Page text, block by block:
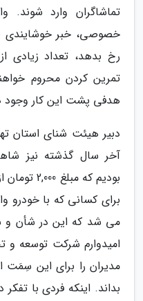
تماشاگران وارد شوند.
خصوصی، خبر خوشایندی
رخ بدهد، تعداد زیادی
تمرین کردن محروم
هدفی پشت این کار وجود
دبیر هیئت شنای استان
آخر سال گذشته نیز
برای کسانی که با خودرو
می شد که این در شأن
امیدوارم شرکت توسعه و
مدیران را برای این سِمَت
بداند. اینکه فردی با